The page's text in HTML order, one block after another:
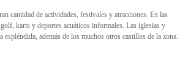
cantidad de actividades, festivales y atracciones. En las
karts y deportes acuáticos informales. Las iglesias y
espléndida, además de los muchos otros castillos de la zona.